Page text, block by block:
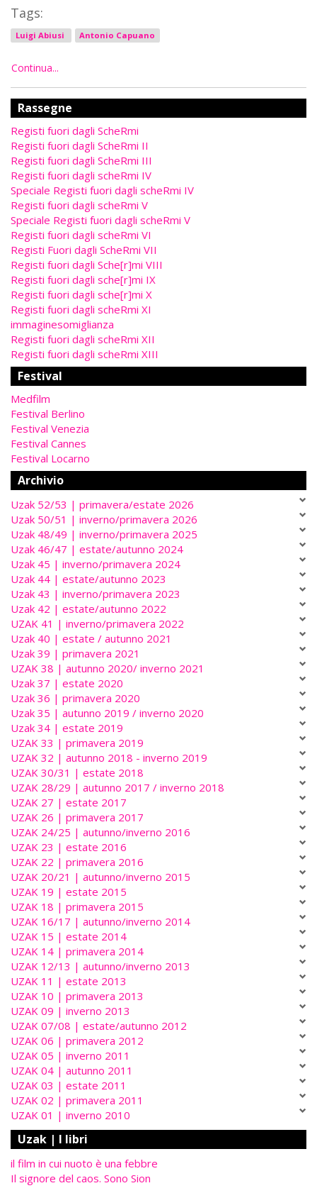
Tags:
Luigi Abiusi Antonio Capuano
Continua...
Rassegne
Registi fuori dagli ScheRmi
Registi fuori dagli ScheRmi II
Registi fuori dagli ScheRmi III
Registi fuori dagli scheRmi IV
Speciale Registi fuori dagli scheRmi IV
Registi fuori dagli scheRmi V
Speciale Registi fuori dagli scheRmi V
Registi fuori dagli scheRmi VI
Registi Fuori dagli ScheRmi VII
Registi fuori dagli Sche[r]mi VIII
Registi fuori dagli sche[r]mi IX
Registi fuori dagli sche[r]mi X
Registi fuori dagli scheRmi XI
immaginesomiglianza
Registi fuori dagli scheRmi XII
Registi fuori dagli scheRmi XIII
Festival
Medfilm
Festival Berlino
Festival Venezia
Festival Cannes
Festival Locarno
Archivio
Uzak 52/53 | primavera/estate 2026
Uzak 50/51 | inverno/primavera 2026
Uzak 48/49 | inverno/primavera 2025
Uzak 46/47 | estate/autunno 2024
Uzak 45 | inverno/primavera 2024
Uzak 44 | estate/autunno 2023
Uzak 43 | inverno/primavera 2023
Uzak 42 | estate/autunno 2022
UZAK 41 | inverno/primavera 2022
Uzak 40 | estate / autunno 2021
Uzak 39 | primavera 2021
UZAK 38 | autunno 2020/ inverno 2021
Uzak 37 | estate 2020
Uzak 36 | primavera 2020
Uzak 35 | autunno 2019 / inverno 2020
Uzak 34 | estate 2019
UZAK 33 | primavera 2019
UZAK 32 | autunno 2018 - inverno 2019
UZAK 30/31 | estate 2018
UZAK 28/29 | autunno 2017 / inverno 2018
UZAK 27 | estate 2017
UZAK 26 | primavera 2017
UZAK 24/25 | autunno/inverno 2016
UZAK 23 | estate 2016
UZAK 22 | primavera 2016
UZAK 20/21 | autunno/inverno 2015
UZAK 19 | estate 2015
UZAK 18 | primavera 2015
UZAK 16/17 | autunno/inverno 2014
UZAK 15 | estate 2014
UZAK 14 | primavera 2014
UZAK 12/13 | autunno/inverno 2013
UZAK 11 | estate 2013
UZAK 10 | primavera 2013
UZAK 09 | inverno 2013
UZAK 07/08 | estate/autunno 2012
UZAK 06 | primavera 2012
UZAK 05 | inverno 2011
UZAK 04 | autunno 2011
UZAK 03 | estate 2011
UZAK 02 | primavera 2011
UZAK 01 | inverno 2010
Uzak | I libri
il film in cui nuoto è una febbre
Il signore del caos. Sono Sion